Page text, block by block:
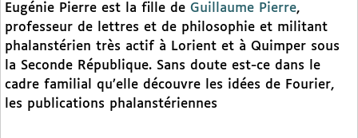
Eugénie Pierre est la fille de Guillaume Pierre,
professeur de lettres et de philosophie et militant
phalanstérien très actif à Lorient et à Quimper sous
la Seconde République. Sans doute est-ce dans le
cadre familial qu’elle découvre les idées de Fourier,
les publications phalanstériennes